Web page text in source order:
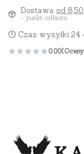
Dostawa od
- punkt odbioru
Czas wysyłki:24
0.00